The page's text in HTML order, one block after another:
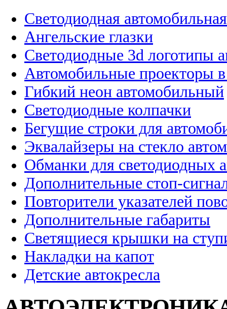
Светодиодная
Ангельские глазки
Светодиодные 3d логотипы
Автомобильные проекторы
Гибкий неон автомобильный
Светодиодные колпачки
Бегущие строки для
Эквалайзеры на стекло
Обманки для светодиодных
Дополнительные стоп-
Повторители указателей
Дополнительные габариты
Светящиеся крышки на
Накладки на капот
Детские автокресла